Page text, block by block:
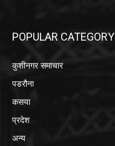
POPULAR CATEGORY
कुशीनगर समाचार
पडरौना
कसया
प्रदेश
अन्य